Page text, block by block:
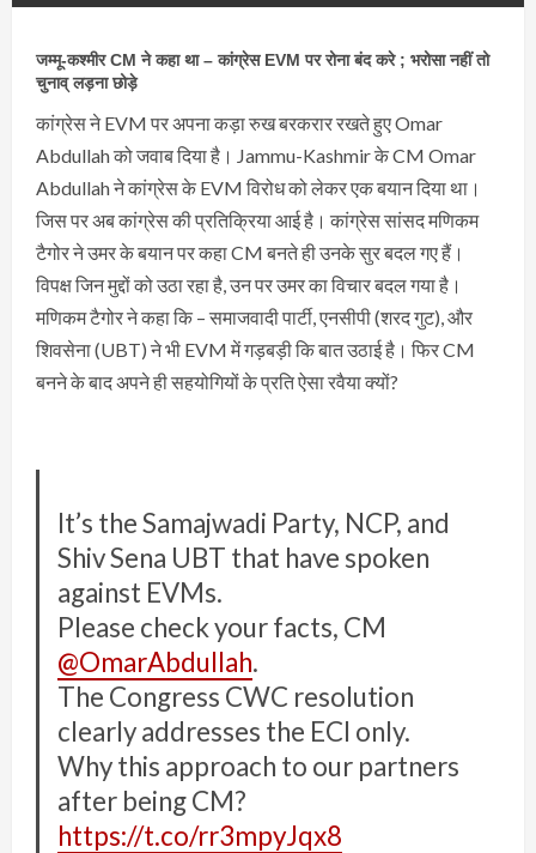
जम्मू-कश्मीर CM ने कहा था – कांग्रेस EVM पर रोना बंद करे ; भरोसा नहीं तो
चुनाव् लड़ना छोड़े
कांग्रेस ने EVM पर अपना कड़ा रुख बरकरार रखते हुए Omar
Abdullah को जवाब दिया है। Jammu-Kashmir के CM Omar
Abdullah ने कांग्रेस के EVM विरोध को लेकर एक बयान दिया था।
जिस पर अब कांग्रेस की प्रतिक्रिया आई है। कांग्रेस सांसद मणिकम
टैगोर ने उमर के बयान पर कहा CM बनते ही उनके सुर बदल गए हैं।
विपक्ष जिन मुद्दों को उठा रहा है, उन पर उमर का विचार बदल गया है।
मणिकम टैगोर ने कहा कि – समाजवादी पार्टी, एनसीपी (शरद गुट), और
शिवसेना (UBT) ने भी EVM में गड़बड़ी कि बात उठाई है। फिर CM
बनने के बाद अपने ही सहयोगियों के प्रति ऐसा रवैया क्यों?
It’s the Samajwadi Party, NCP, and
Shiv Sena UBT that have spoken
against EVMs.
Please check your facts, CM
@OmarAbdullah.
The Congress CWC resolution
clearly addresses the ECI only.
Why this approach to our partners
after being CM?
https://t.co/rr3mpyJqx8